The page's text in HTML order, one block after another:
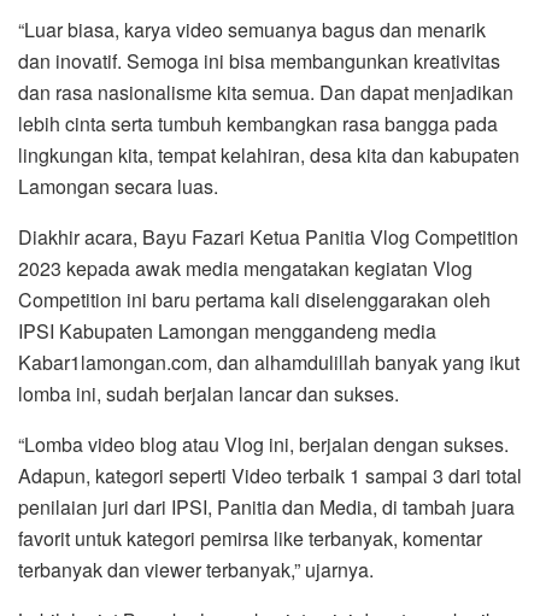
“Luar biasa, karya video semuanya bagus dan menarik
dan inovatif. Semoga ini bisa membangunkan kreativitas
dan rasa nasionalisme kita semua. Dan dapat menjadikan
lebih cinta serta tumbuh kembangkan rasa bangga pada
lingkungan kita, tempat kelahiran, desa kita dan kabupaten
Lamongan secara luas.
Diakhir acara, Bayu Fazari Ketua Panitia Vlog Competition
2023 kepada awak media mengatakan kegiatan Vlog
Competition ini baru pertama kali diselenggarakan oleh
IPSI Kabupaten Lamongan menggandeng media
Kabar1lamongan.com, dan alhamdulillah banyak yang ikut
lomba ini, sudah berjalan lancar dan sukses.
“Lomba video blog atau Vlog ini, berjalan dengan sukses.
Adapun, kategori seperti Video terbaik 1 sampai 3 dari total
penilaian juri dari IPSI, Panitia dan Media, di tambah juara
favorit untuk kategori pemirsa like terbanyak, komentar
terbanyak dan viewer terbanyak,” ujarnya.